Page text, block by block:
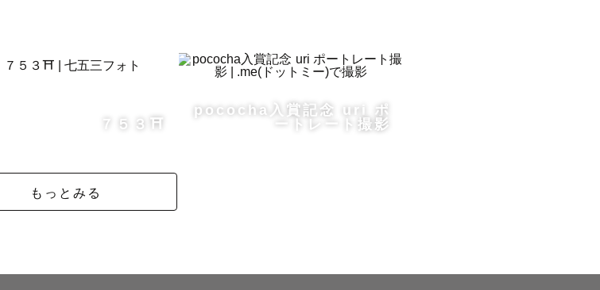
響でした。
きました。
７５３⛩️
pococha入賞記念 uri ポ
ートレート撮影
もっとみる